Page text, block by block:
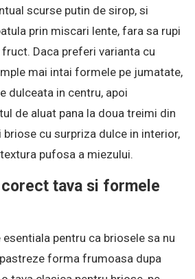
scurse putin de sirop, si
prin miscari lente, fara sa rupi
Daca preferi varianta cu
mai intai formele pe jumatate,
dulceata in centru, apoi
de aluat pana la doua treimi din
cu surpriza dulce in interior,
pufosa a miezului.
tava si formele
pentru ca briosele sa nu
forma frumoasa dupa